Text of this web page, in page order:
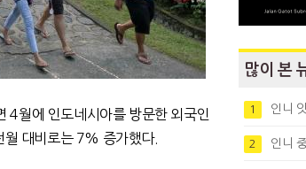
4월에 인도네시아를 방문한 외국인
대비로는 7% 증가했다.
많이 본
1 인니 잇
2 인니 중